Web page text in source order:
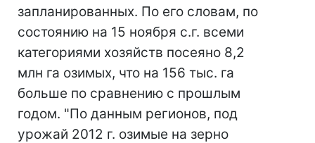
запланированных. По его словам, по
состоянию на 15 ноября с.г. всеми
категориями хозяйств посеяно 8,2
млн га озимых, что на 156 тыс. га
больше по сравнению с прошлым
годом. "По данным регионов, под
урожай 2012 г. озимые на зерно